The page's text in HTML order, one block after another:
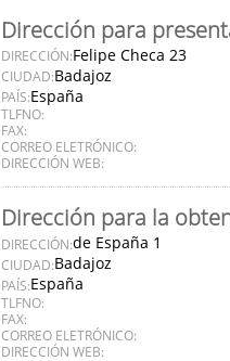
Dirección para
DIRECCIÓN:Felipe Checa 23
CIUDAD:Badajoz
PAÍS:España
TLFNO:
FAX:
CORREO ELETRÓNICO:
DIRECCIÓN WEB:
Dirección para la
DIRECCIÓN:de España 1
CIUDAD:Badajoz
PAÍS:España
TLFNO:
FAX:
CORREO ELETRÓNICO:
DIRECCIÓN WEB: